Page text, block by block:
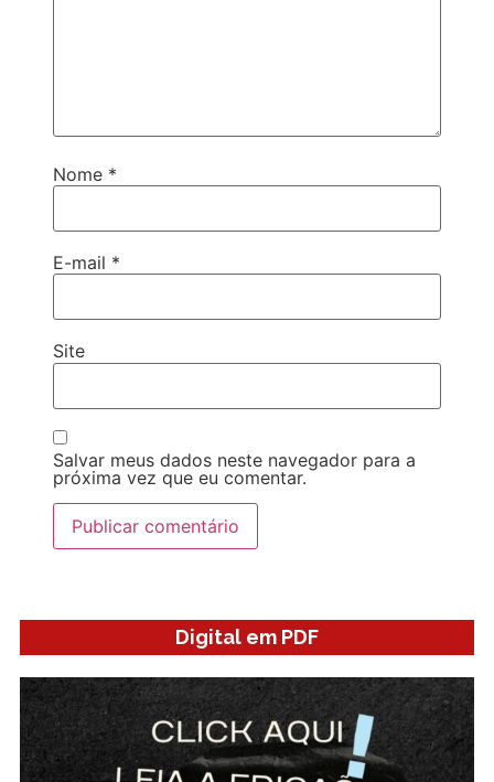
Nome *
E-mail *
Site
Salvar meus dados neste navegador para a
próxima vez que eu comentar.
Digital em PDF